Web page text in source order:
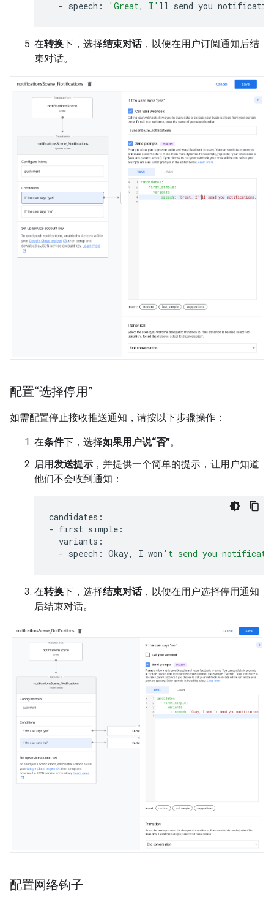
- speech : 'Great, I' ll send you
在转换下，选择结束对话，以便在用户订阅通知后结
束对话。
配置“选择停用”
如需配置停止接收推送通知，请按以下步骤操作：
在条件下，选择如果用户说“否”。
启用发送提示 ，并提供一个简单的提示，让用户知道
他们不会收到通知：
candidates :
- first simple :
variants :
- speech : Okay, I won 't send you
在转换下，选择结束对话，以便在用户选择停用通知
后结束对话。
配置网络钩子